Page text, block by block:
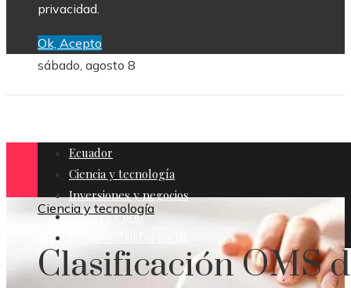
privacidad.
Ok, Acepto
sábado, agosto 8
Ecuador
Ciencia y tecnología
Inversiones y negocios
Cultura y ocio
Ciencia y tecnología
Clasificación OMS